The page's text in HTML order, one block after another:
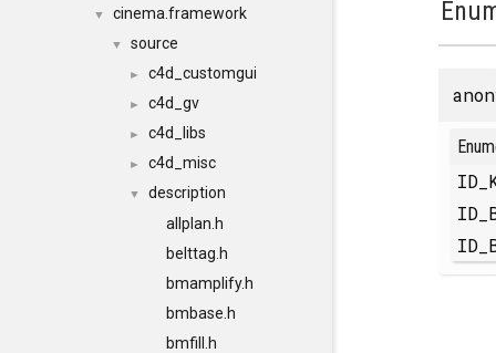
▼ cinema.framework
▼ source
► c4d_customgui
► c4d_gv
► c4d_libs
► c4d_misc
▼
description
allplan.h
belttag.h
bmamplify.h
bmbase.h
bmfill.h